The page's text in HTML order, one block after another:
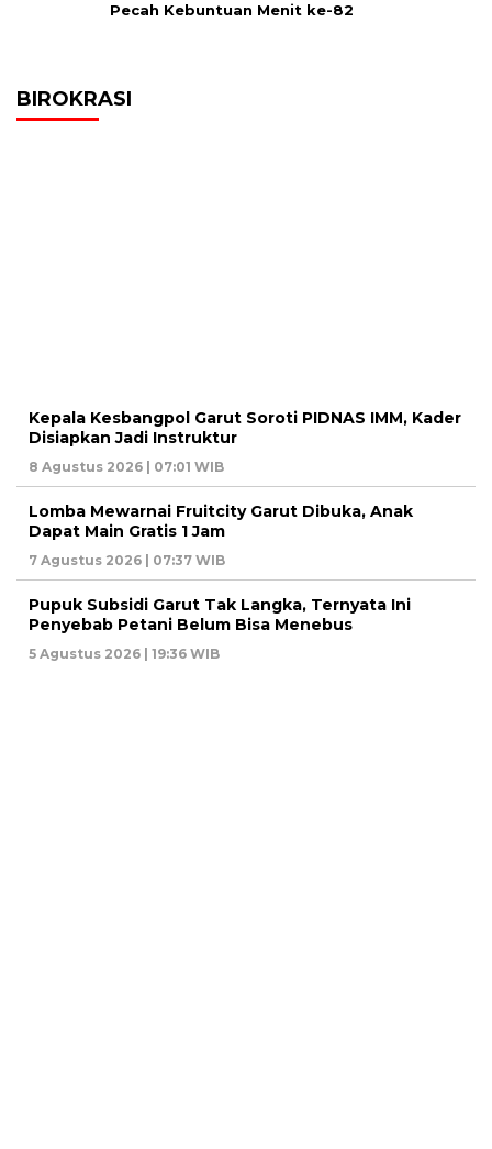
Pecah Kebuntuan Menit ke-82
BIROKRASI
Kepala Kesbangpol Garut Soroti PIDNAS IMM, Kader
Disiapkan Jadi Instruktur
8 Agustus 2026 | 07:01 WIB
Lomba Mewarnai Fruitcity Garut Dibuka, Anak
Dapat Main Gratis 1 Jam
7 Agustus 2026 | 07:37 WIB
Pupuk Subsidi Garut Tak Langka, Ternyata Ini
Penyebab Petani Belum Bisa Menebus
5 Agustus 2026 | 19:36 WIB